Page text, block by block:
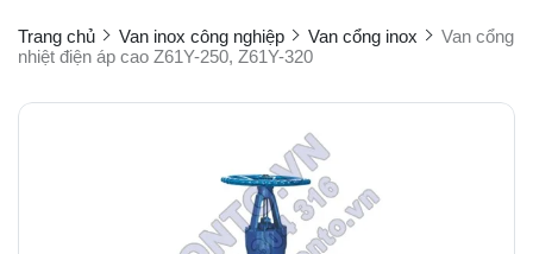
Trang chủ Van inox công nghiệp Van cổng inox
Van cổng
nhiệt điện áp cao Z61Y-250, Z61Y-320